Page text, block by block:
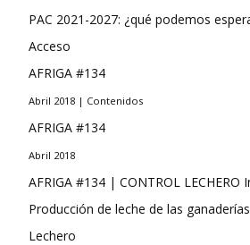
PAC 2021-2027: ¿qué podemos
Acceso
AFRIGA #134
Abril 2018 | Contenidos
AFRIGA #134
Abril 2018
AFRIGA #134 | CONTROL LECHERO
Producción de leche de las
Lechero